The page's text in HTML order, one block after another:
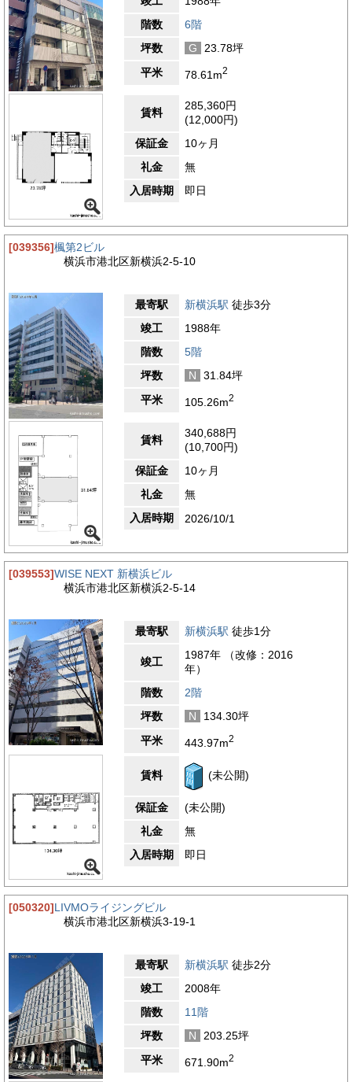
階数
6階
坪数
G
23.78坪
平米
78.61m2
賃料
285,360円
(12,000円)
保証金
10ヶ月
礼金
無
入居時期
即日
[039356]楓第2ビル
横浜市港北区新横浜2-5-10
最寄駅 新横浜駅 徒歩3分
竣工
1988年
階数
5階
坪数
N
31.84坪
平米
105.26m2
賃料
340,688円
(10,700円)
保証金
10ヶ月
礼金
無
入居時期
2026/10/1
[039553]WISE NEXT 新横浜ビル
横浜市港北区新横浜2-5-14
最寄駅 新横浜駅 徒歩1分
竣工
1987年 （改修：2016
年）
階数
2階
坪数
N
134.30坪
平米
443.97m2
賃料 (未公開)
保証金
(未公開)
礼金
無
入居時期
即日
[050320]LIVMOライジングビル
横浜市港北区新横浜3-19-1
最寄駅 新横浜駅 徒歩2分
竣工
2008年
階数
11階
坪数
N
203.25坪
平米
671.90m2